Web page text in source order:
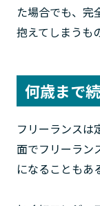
た場合でも、完
抱えてしまうも
何歳まで
フリーランスは
面でフリーラン
になることもあ